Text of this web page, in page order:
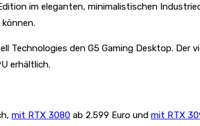
im eleganten, minimalistischen
Technologies den G5 Gaming Desktop. Der
erhältlich.
mit RTX 3080 ab 2.599 Euro und mit RTX